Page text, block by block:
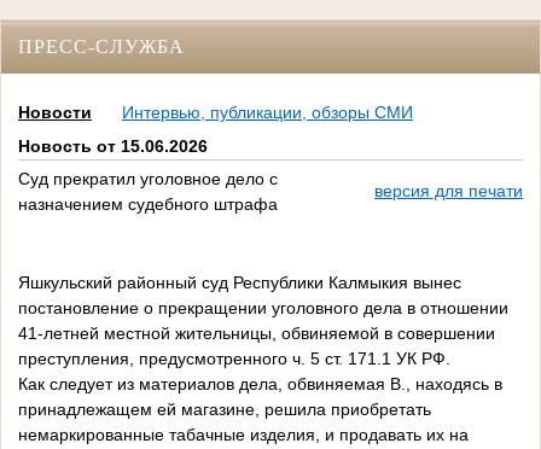
ПРЕСС-СЛУЖБА
Новости
Интервью, публикации, обзоры СМИ
Новость от 15.06.2026
Суд прекратил уголовное дело с
назначением судебного штрафа
версия для печати
Яшкульский районный суд Республики Калмыкия вынес
постановление о прекращении уголовного дела в отношении
41-летней местной жительницы, обвиняемой в совершении
преступления, предусмотренного ч. 5 ст. 171.1 УК РФ.
Как следует из материалов дела, обвиняемая В., находясь в
принадлежащем ей магазине, решила приобретать
немаркированные табачные изделия, и продавать их на